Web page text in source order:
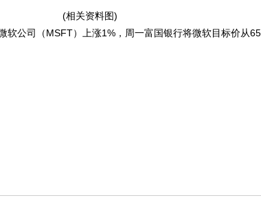
(相关资料图)
软公司（MSFT）上涨1%，周一富国银行将微软目标价从